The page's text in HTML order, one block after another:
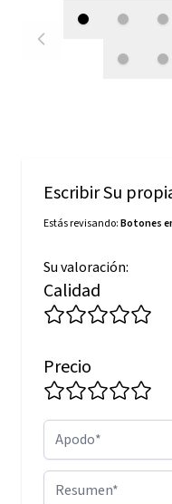
Escribir Su
Estás revisando:Botones
Su valoración:
Calidad
Precio
Apodo
Resumen